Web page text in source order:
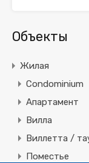
Объекты
Жилая
Condominium
Апартамент
Вилла
Виллетта /
Поместье